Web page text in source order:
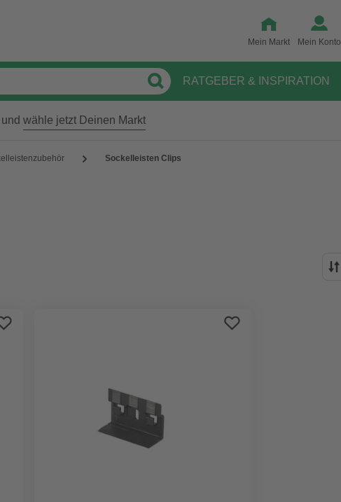
Mein Markt Mein Konto
RATGEBER & INSPIRATION
wähle jetzt Deinen Markt
Sockelleisten Clips